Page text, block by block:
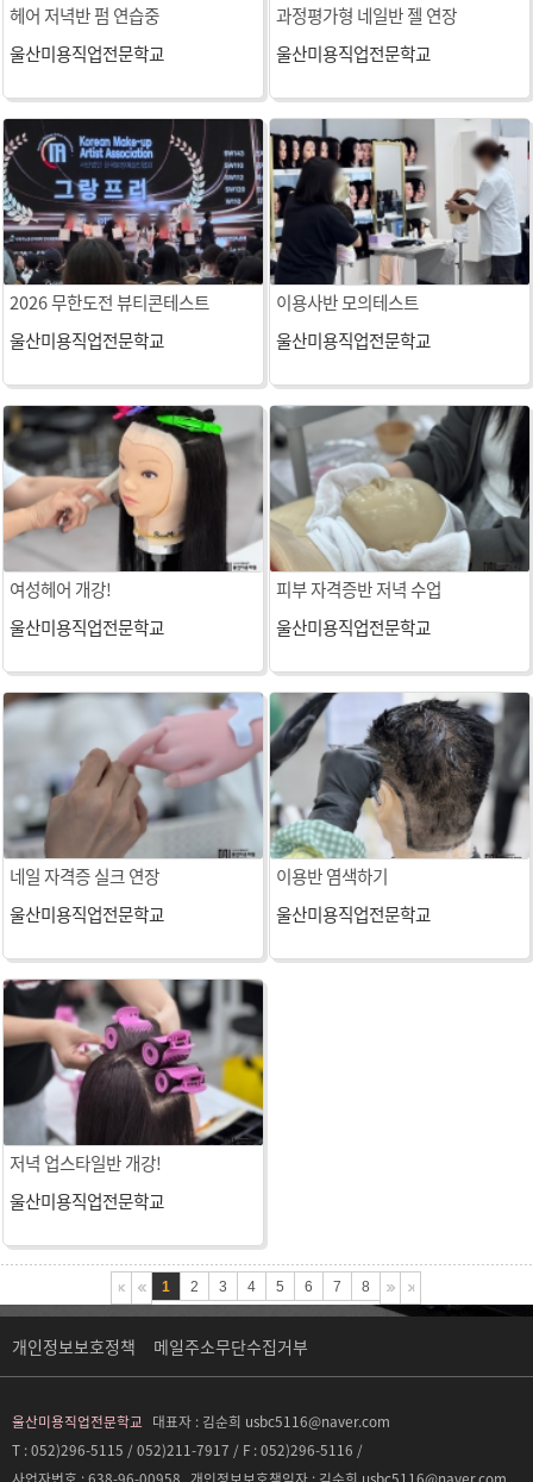
헤어 저녁반 펌 연습중
울산미용직업전문학교
과정평가형 네일반 젤 연장
울산미용직업전문학교
2026 무한도전 뷰티콘테스트
울산미용직업전문학교
이용사반 모의테스트
울산미용직업전문학교
여성헤어 개강!
울산미용직업전문학교
피부 자격증반 저녁 수업
울산미용직업전문학교
네일 자격증 실크 연장
울산미용직업전문학교
이용반 염색하기
울산미용직업전문학교
저녁 업스타일반 개강!
울산미용직업전문학교
1 2 3 4 5 6 7 8
개인정보보호정책 메일주소무단수집거부
울산미용직업전문학교 대표자 : 김순희 usbc5116@naver.com
T : 052)296-5115 / 052)211-7917 / F : 052)296-5116 /